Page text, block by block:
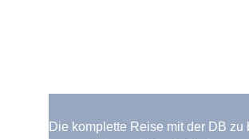
Die komplette Reise mit der DB zu